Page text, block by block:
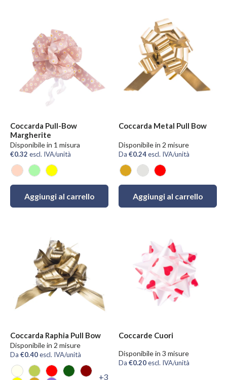
Coccarda Pull-Bow
Margherite
Disponibile in 1 misura
€0.32 escl. IVA/unità
Rosa Cipria
Verde Chiaro
Giallo
Aggiungi al carrello
Coccarda Metal Pull Bow
Disponibile in 2 misure
Da €0.24escl. IVA/unità
OroArgento
Rosso
Aggiungi al carrello
Coccarda Raphia Pull Bow
Disponibile in 2 misure
Da €0.40escl. IVA/unità
+3
Coccarde Cuori
Disponibile in 3 misure
Da €0.20escl. IVA/unità